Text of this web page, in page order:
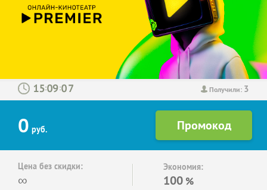
Получили: 3
: :
0 руб.
Цена без скидки:
∞
Экономия:
100 %